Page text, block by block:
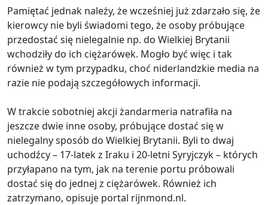
Pamiętać jednak należy, że wcześniej już zdarzało się, że
kierowcy nie byli świadomi tego, że osoby próbujące
przedostać się nielegalnie np. do Wielkiej Brytanii
wchodziły do ich ciężarówek. Mogło być więc i tak
również w tym przypadku, choć niderlandzkie media na
razie nie podają szczegółowych informacji.
W trakcie sobotniej akcji żandarmeria natrafiła na
jeszcze dwie inne osoby, próbujące dostać się w
nielegalny sposób do Wielkiej Brytanii. Byli to dwaj
uchodźcy – 17-latek z Iraku i 20-letni Syryjczyk – których
przyłapano na tym, jak na terenie portu próbowali
dostać się do jednej z ciężarówek. Również ich
zatrzymano, opisuje portal rijnmond.nl.